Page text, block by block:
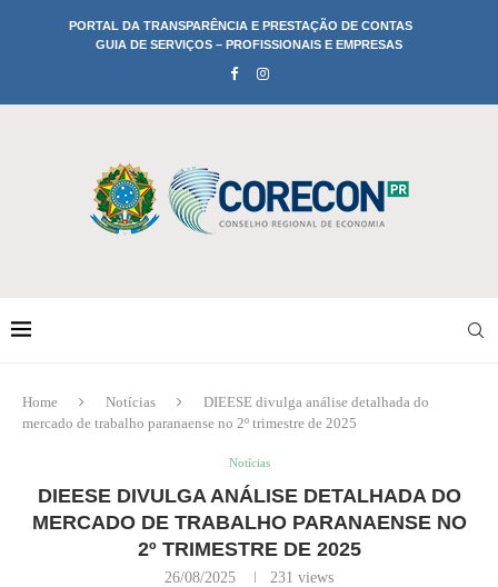
PORTAL DA TRANSPARÊNCIA E PRESTAÇÃO DE CONTAS
GUIA DE SERVIÇOS – PROFISSIONAIS E EMPRESAS
Home Notícias
DIEESE divulga análise detalhada do
mercado de trabalho paranaense no 2º trimestre de 2025
Notícias
DIEESE DIVULGA ANÁLISE DETALHADA DO
MERCADO DE TRABALHO PARANAENSE NO
2º TRIMESTRE DE 2025
26/08/2025 231 views